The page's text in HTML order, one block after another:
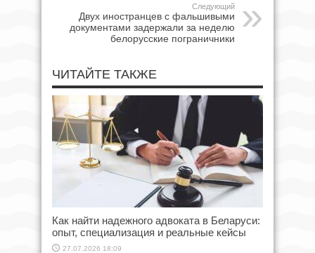
Следующий
Двух иностранцев с фальшивыми
документами задержали за неделю
белорусские пограничники
ЧИТАЙТЕ ТАКЖЕ
Как найти надежного адвоката в Беларуси:
опыт, специализация и реальные кейсы
27.07.2026 18:09